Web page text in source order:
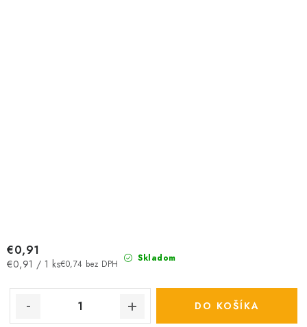
Skladom
€0,74 bez DPH
€0,91
Jednotková
€0,91 / 1 ks
DO KOŠÍKA